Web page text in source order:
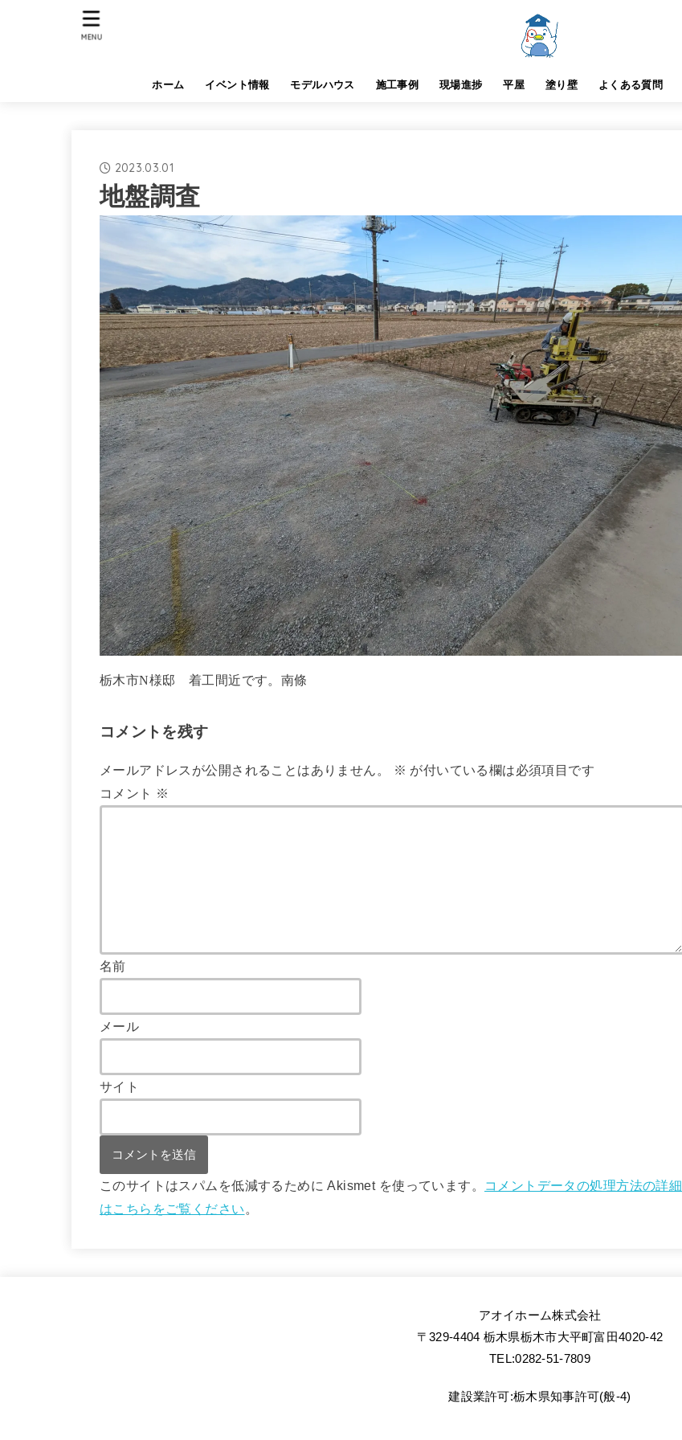
ホーム イベント情報 モデルハウス 施工事例 現場進捗 平屋 塗り壁 よくある質問
MENU
2023.03.01
地盤調査
栃木市N様邸 着工間近です。南條
コメントを残す
メールアドレスが公開されることはありません。 ※ が付いている欄は必須項目です
コメント
※
名前
メール
サイト
このサイトはスパムを低減するために Akismet を使っています。
コメントデータの処理方法の詳細
はこちらをご覧ください 。
アオイホーム株式会社
〒329-4404 栃木県栃木市大平町富田4020-42
TEL:0282-51-7809
建設業許可:栃木県知事許可(般-4)